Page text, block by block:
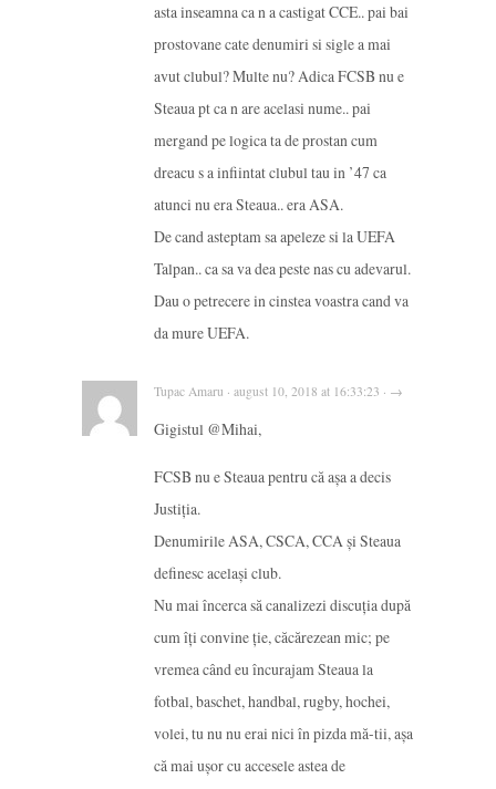
asta inseamna ca n a castigat CCE.. pai bai
prostovane cate denumiri si sigle a mai
avut clubul? Multe nu? Adica FCSB nu e
Steaua pt ca n are acelasi nume.. pai
mergand pe logica ta de prostan cum
dreacu s a infiintat clubul tau in ’47 ca
atunci nu era Steaua.. era ASA.
De cand asteptam sa apeleze si la UEFA
Talpan.. ca sa va dea peste nas cu adevarul.
Dau o petrecere in cinstea voastra cand va
da mure UEFA.
Tupac Amaru · august 10, 2018 at 16:33:23 · →
Gigistul @Mihai,
FCSB nu e Steaua pentru că așa a decis
Justiția.
Denumirile ASA, CSCA, CCA și Steaua
definesc același club.
Nu mai încerca să canalizezi discuția după
cum îți convine ție, căcărezean mic; pe
vremea când eu încurajam Steaua la
fotbal, baschet, handbal, rugby, hochei,
volei, tu nu nu erai nici în pizda mă-tii, așa
că mai ușor cu accesele astea de